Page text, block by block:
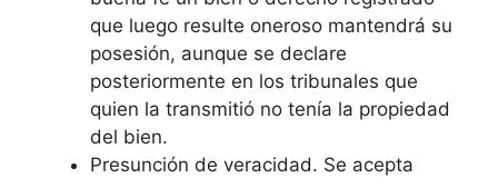
que luego resulte oneroso mantendrá su
posesión, aunque se declare
posteriormente en los tribunales que
quien la transmitió no tenía la propiedad
del bien.
Presunción de veracidad. Se acepta